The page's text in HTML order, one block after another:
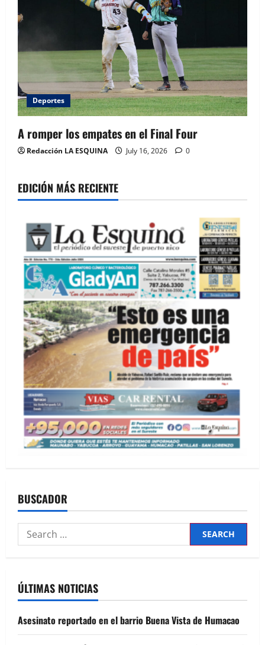
Deportes
A romper los empates en el Final Four
Redacción LA ESQUINA July 16, 2026 0
EDICIÓN MÁS RECIENTE
BUSCADOR
Search
for:
ÚLTIMAS NOTICIAS
Asesinato reportado en el barrio Buena Vista de Humacao